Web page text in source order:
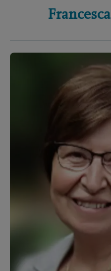
Francesca